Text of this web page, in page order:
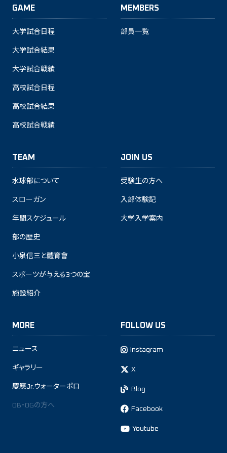
GAME
大学試合日程
大学試合結果
大学試合戦績
高校試合日程
高校試合結果
高校試合戦績
MEMBERS
部員一覧
TEAM
水球部について
スローガン
年間スケジュール
部の歴史
小泉信三と體育會
スポーツが与える3つの宝
施設紹介
JOIN US
受験生の方へ
入部体験記
大学入学案内
MORE
ニュース
ギャラリー
慶應Jr.ウォーターポロ
OB・OGの方へ
FOLLOW US
Instagram
X
Blog
Facebook
Youtube